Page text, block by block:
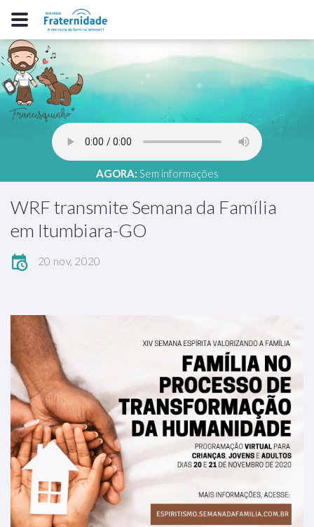
AGORA: Sem informações
WRF transmite Semana da Família
em Itumbiara-GO
20 nov, 2020